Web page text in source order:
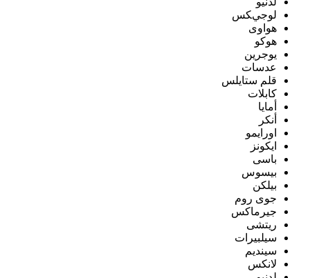
لوجيكس
هواوى
هوكو
يوجرين
عدسات
قلم ستايلس
كابلات
أمايا
أنكر
اورايمو
ايكونز
باسى
بيسوس
بيلكن
جوى روم
جيرماكس
ريتشى
سيلبيرات
سينديم
لانكس